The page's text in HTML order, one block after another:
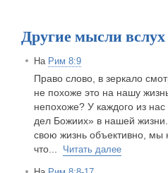
Другие мысли вслух
На Рим 8:9
Право слово, в зеркало
не похоже это на нашу
непохоже? У каждого из нас
дел Божиих» в нашей
свою жизнь объективно, мы
что... Читать далее